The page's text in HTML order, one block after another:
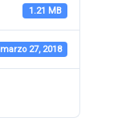
1.21 MB
marzo 27, 2018